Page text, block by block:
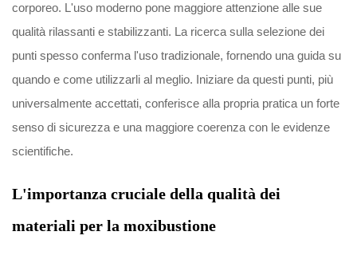
corporeo. L'uso moderno pone maggiore attenzione alle sue
qualità rilassanti e stabilizzanti. La ricerca sulla selezione dei
punti spesso conferma l'uso tradizionale, fornendo una guida su
quando e come utilizzarli al meglio. Iniziare da questi punti, più
universalmente accettati, conferisce alla propria pratica un forte
senso di sicurezza e una maggiore coerenza con le evidenze
scientifiche.
L'importanza cruciale della qualità dei
materiali per la moxibustione